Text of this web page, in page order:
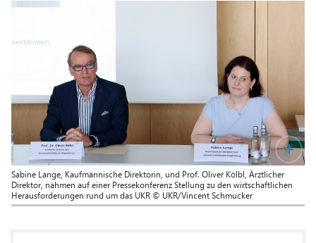
Sabine Lange, Kaufmännische Direktorin, und Prof. Oliver Kölbl, Ärztlicher
Direktor, nahmen auf einer Pressekonferenz Stellung zu den wirtschaftlichen
Herausforderungen rund um das UKR © UKR/Vincent Schmucker